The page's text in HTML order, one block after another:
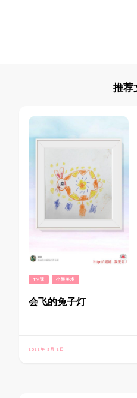
推荐
TV课 小熊美术
会飞的兔子灯
2022年 9月 2日